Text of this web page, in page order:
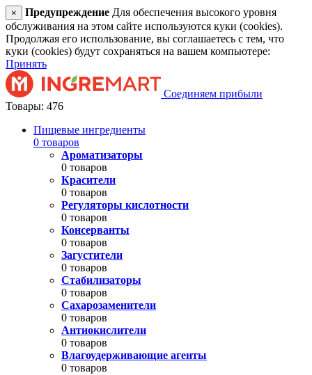
× Предупреждение Для обеспечения высокого уровня
обслуживания на этом сайте используются куки (cookies).
Продолжая его использование, вы соглашаетесь с тем, что
куки (cookies) будут сохраняться на вашем компьютере:
Принять
Соединяем прибыли
Товары: 476
Пищевые ингредиенты
0 товаров
Ароматизаторы
0 товаров
Красители
0 товаров
Регуляторы кислотности
0 товаров
Консерванты
0 товаров
Загустители
0 товаров
Стабилизаторы
0 товаров
Сахарозаменители
0 товаров
Антиокислители
0 товаров
Влагоудерживающие агенты
0 товаров